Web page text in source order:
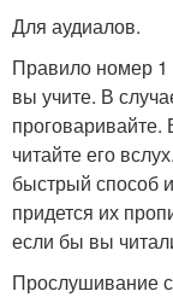
Для аудиалов.
Правило номер 1
вы учите. В
проговаривайте.
читайте его
быстрый способ
придется их
если бы вы
Прослушивание